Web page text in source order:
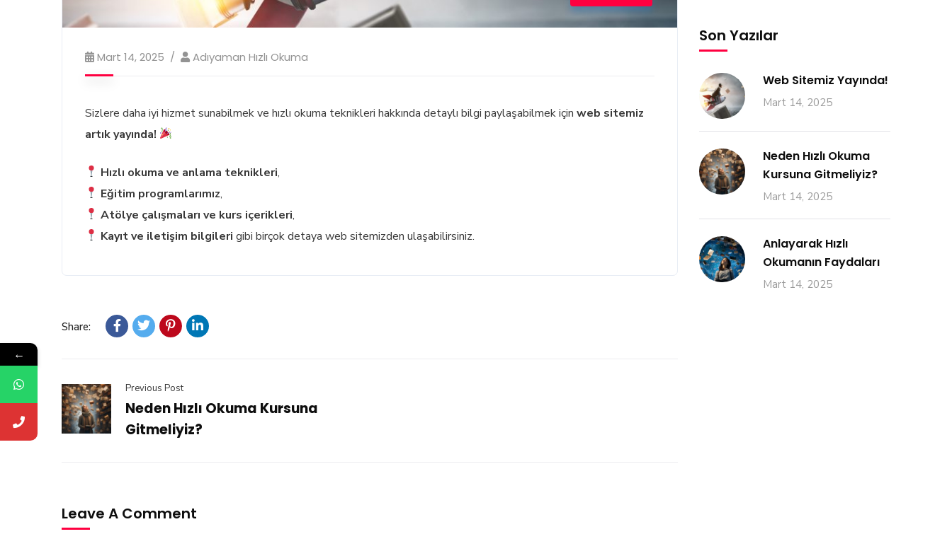
Mart 14, 2025 Adıyaman Hızlı Okuma
Sizlere daha iyi hizmet sunabilmek ve hızlı okuma teknikleri hakkında detaylı bilgi paylaşabilmek için web sitemiz
artık yayında!
Hızlı okuma ve anlama teknikleri,
Eğitim programlarımız,
Atölye çalışmaları ve kurs içerikleri,
Kayıt ve iletişim bilgileri gibi birçok detaya web sitemizden ulaşabilirsiniz.
Share:
Previous Post
Neden Hızlı Okuma Kursuna
Gitmeliyiz?
Leave A Comment
Son Yazılar
Web Sitemiz Yayında!
Mart 14, 2025
Neden Hızlı Okuma
Kursuna Gitmeliyiz?
Mart 14, 2025
Anlayarak Hızlı
Okumanın Faydaları
Mart 14, 2025
←